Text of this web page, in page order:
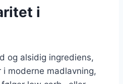
i
og alsidig ingrediens,
moderne madlavning,